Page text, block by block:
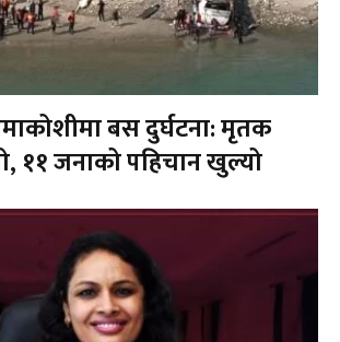
बस दुर्घटना: मृतक
११ जनाको पहिचान खुल्यो